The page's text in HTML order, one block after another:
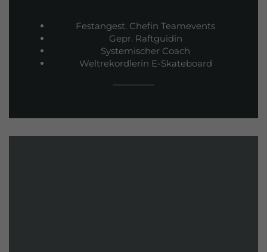
Festangest. Chefin Teamevents
Gepr. Raftguidin
Systemischer Coach
Weltrekordlerin E-Skateboard